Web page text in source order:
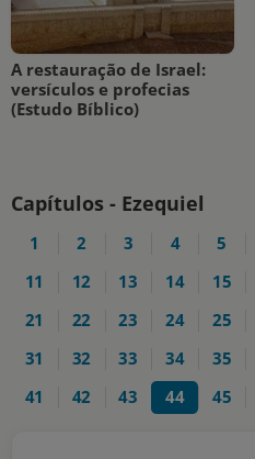
A restauração de Israel:
versículos e profecias
(Estudo Bíblico)
Capítulos - Ezequiel
1 2 3 4 5
11
12 13 14 15
21
22 23 24 25
31
32 33 34 35
41
42 43 44 45